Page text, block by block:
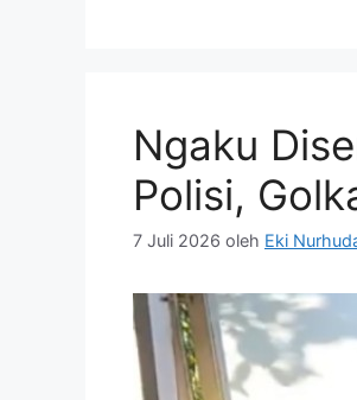
Ngaku
Polisi,
7 Juli 2026 oleh Eki